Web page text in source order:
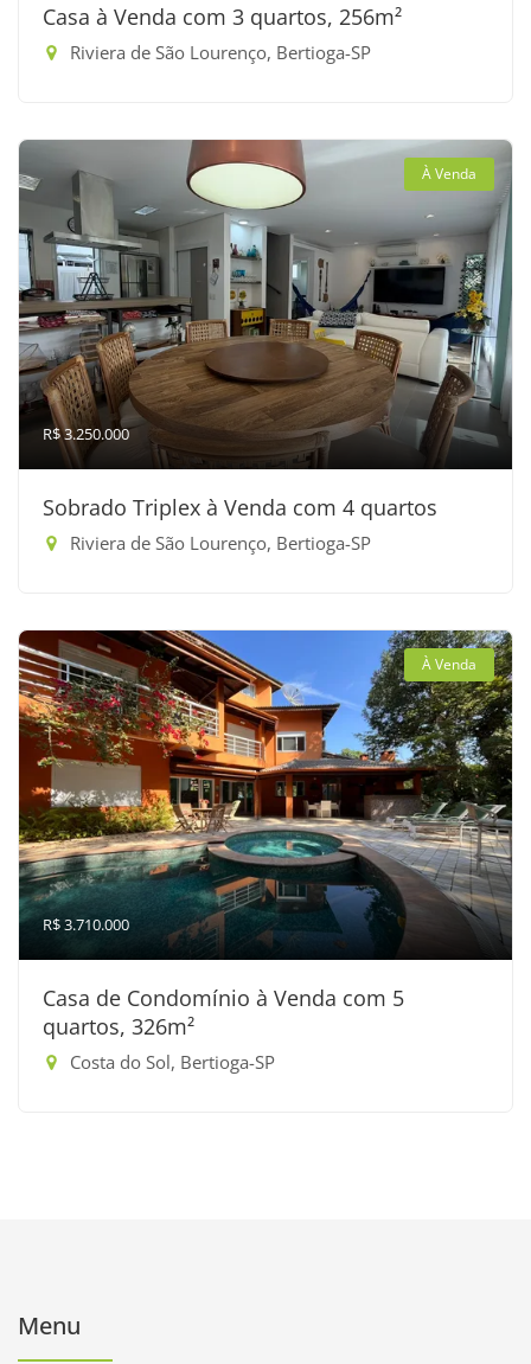
Casa à Venda com 3 quartos, 256m²
Riviera de São Lourenço, Bertioga-SP
À Venda
R$ 3.250.000
Sobrado Triplex à Venda com 4 quartos
Riviera de São Lourenço, Bertioga-SP
À Venda
R$ 3.710.000
Casa de Condomínio à Venda com 5
quartos, 326m²
Costa do Sol, Bertioga-SP
Menu